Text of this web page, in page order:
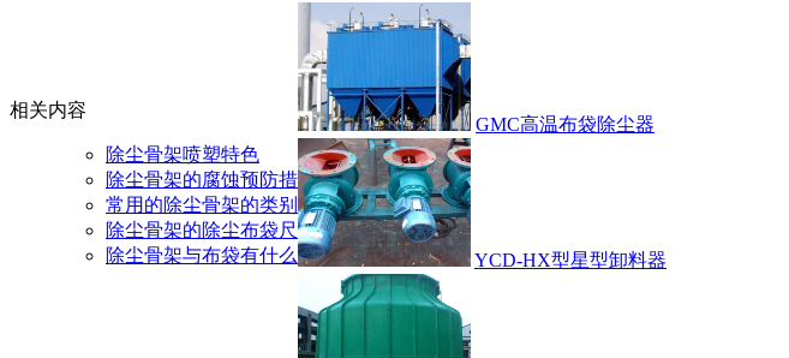
相关内容
除尘骨架喷塑特色
除尘骨架的腐蚀预防措
常用的除尘骨架的类别
除尘骨架的除尘布袋尺
除尘骨架与布袋有什么
GMC高温布袋除尘器
YCD-HX型星型卸料器